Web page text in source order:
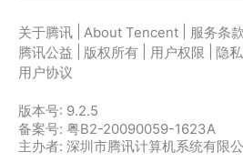
关于腾讯 About Tencent 服务条款
腾讯公益
版权所有 用户权限 隐
用户协议
版本号: 9.2.5
备案号: 粤B2-20090059-1623A
主办者: 深圳市腾讯计算机系统有限